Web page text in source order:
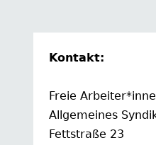
Kontakt:
Freie
Allgemeines
Fettstraße 23